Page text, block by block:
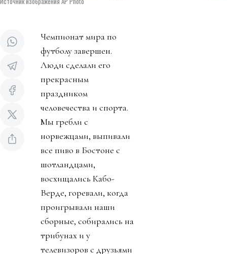
Чемпионат мира по
футболу завершен.
Люди сделали его
прекрасным
праздником
человечества и спорта.
Мы гребли с
норвежцами, выпивали
все пиво в Бостоне с
шотландцами,
восхищались Кабо-
Верде, горевали, когда
проигрывали наши
сборные, собирались на
трибунах и у
телевизоров с друзьями